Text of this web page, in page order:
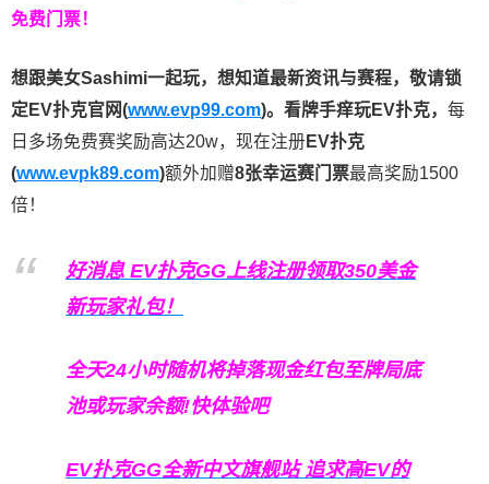
免费门票！
想跟美女Sashimi一起玩， 想知道最新资讯与赛程， 敬请锁
定EV扑克官网(www.evp99.com)。 看牌手痒玩EV扑克， 每
日多场免费赛奖励高达20w，现在注册 EV扑克
(www.evpk89.com)额外加赠8张幸运赛门票最高奖励1500
倍！
好消息 EV扑克GG上线注册领取350美金
新玩家礼包！
全天24小时随机将掉落现金红包至牌局底
池或玩家余额!快体验吧
EV扑克GG全新中文旗舰站追求高EV的